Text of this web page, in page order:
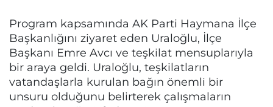
Program kapsamında AK Parti Haymana İlçe
Başkanlığını ziyaret eden Uraloğlu, İlçe
Başkanı Emre Avcı ve teşkilat mensuplarıyla
bir araya geldi. Uraloğlu, teşkilatların
vatandaşlarla kurulan bağın önemli bir
unsuru olduğunu belirterek çalışmaların